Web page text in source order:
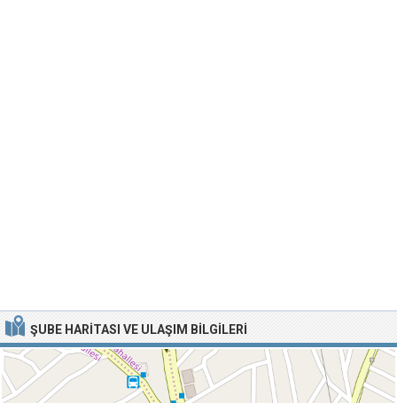
ŞUBE HARITASI VE ULAŞIM BILGILERI